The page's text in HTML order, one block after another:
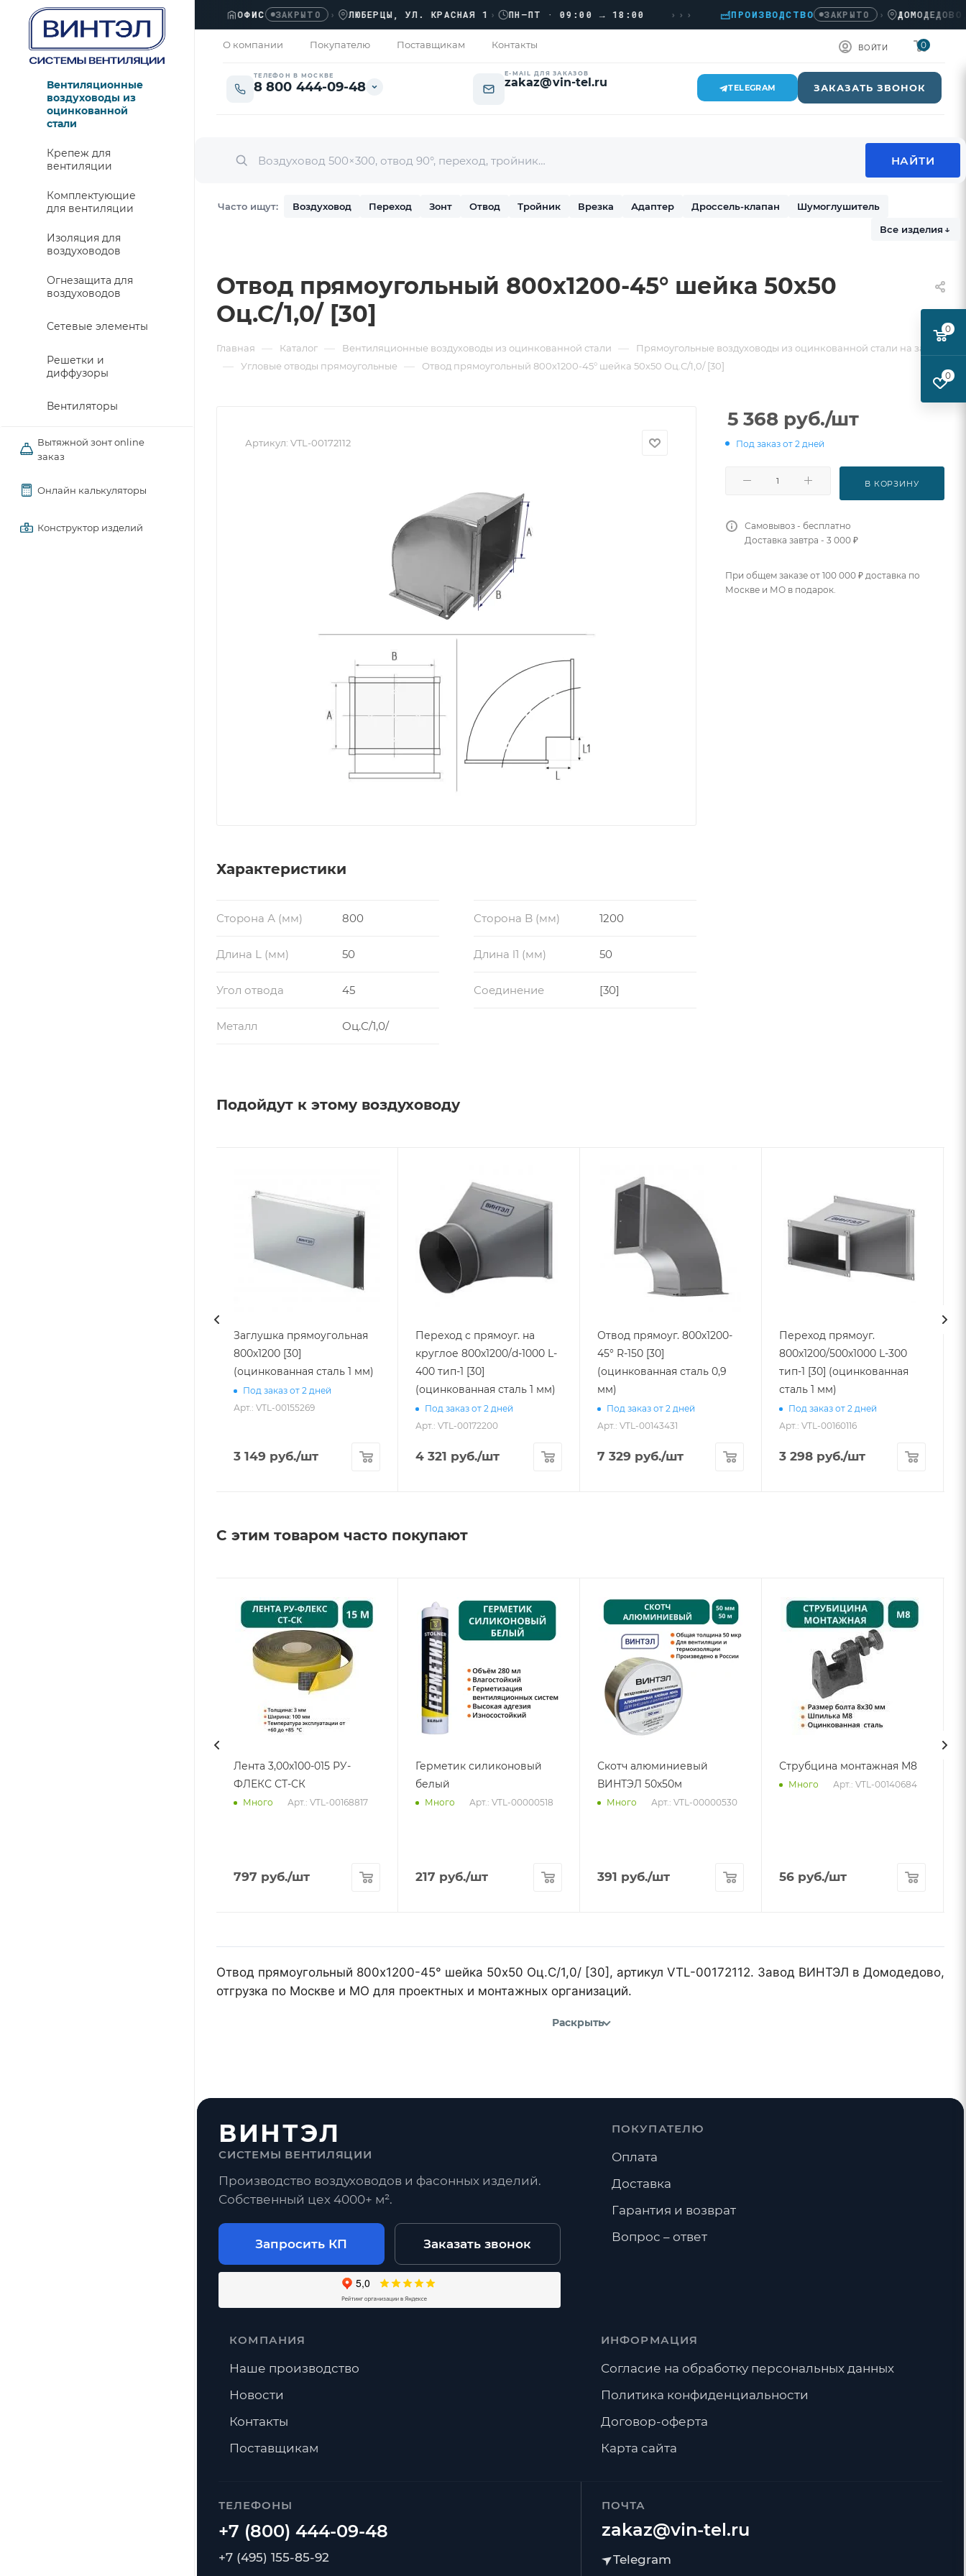
ОФИС ЗАКРЫТО › ЛЮБЕРЦЫ, УЛ. КРАСНАЯ 1› ПН–ПТ · 09:00 → 18:00 ››› ПРОИЗВОДСТВО ЗАКРЫТО › ДОМОДЕДОВО,
О компании Покупателю Поставщикам Контакты ВОЙТИ 0
ТЕЛЕФОН В МОСКВЕ
8 800 444-09-48
E-MAIL ДЛЯ ЗАКАЗОВ
zakaz@vin-tel.ru TELEGRAM ЗАКАЗАТЬ ЗВОНОК
Часто ищут: Воздуховод Переход Зонт Отвод Тройник Врезка Адаптер Дроссель-клапан
Шумоглушитель
Все изделия ↓
Вентиляционные
воздуховоды из
оцинкованной
стали
Крепеж для
вентиляции
Комплектующие
для вентиляции
Изоляция для
воздуховодов
Огнезащита для
воздуховодов
Сетевые элементы
Решетки и
диффузоры
Вентиляторы
Вытяжной зонт online
заказ
Онлайн калькуляторы
Конструктор изделий
Отвод прямоугольный 800х1200-45° шейка 50х50
Оц.С/1,0/ [30]
Главная — Каталог — Вентиляционные воздуховоды из оцинкованной стали — Прямоугольные воздуховоды из оцинкованной стали на заказ
— Угловые отводы прямоугольные — Отвод прямоугольный 800х1200-45° шейка 50х50 Оц.С/1,0/ [30]
Артикул: VTL-00172112
Характеристики
Сторона А (мм) 800 Сторона B (мм) 1200
Длина L (мм) 50 Длина l1 (мм) 50
Угол отвода 45 Соединение [30]
Металл Оц.С/1,0/
5 368 руб./шт
Под заказ от 2 дней
В КОРЗИНУ
Самовывоз - бесплатно
Доставка завтра - 3 000 ₽
При общем заказе от 100 000 ₽ доставка по
Москве и МО в подарок.
Подойдут к этому воздуховоду
Заглушка прямоугольная
800х1200 [30]
(оцинкованная сталь 1 мм)
Под заказ от 2 дней
Арт.: VTL-00155269
3 149 руб./шт
Переход с прямоуг. на
круглое 800х1200/d-1000 L-
400 тип-1 [30]
(оцинкованная сталь 1 мм)
Под заказ от 2 дней
Арт.: VTL-00172200
4 321 руб./шт
Отвод прямоуг. 800х1200-
45° R-150 [30]
(оцинкованная сталь 0,9
мм)
Под заказ от 2 дней
Арт.: VTL-00143431
7 329 руб./шт
Переход прямоуг.
800х1200/500х1000 L-300
тип-1 [30] (оцинкованная
сталь 1 мм)
Под заказ от 2 дней
Арт.: VTL-00160116
3 298 руб./шт
С этим товаром часто покупают
Лента 3,00х100-015 РУ-
ФЛЕКС СТ-СК
Много Арт.: VTL-00168817
797 руб./шт
Герметик силиконовый
белый
Много Арт.: VTL-00000518
217 руб./шт
Скотч алюминиевый
ВИНТЭЛ 50х50м
Много Арт.: VTL-00000530
391 руб./шт
Струбцина монтажная М8
Много Арт.: VTL-00140684
56 руб./шт
Отвод прямоугольный 800х1200-45° шейка 50х50 Оц.С/1,0/ [30], артикул VTL-00172112. Завод ВИНТЭЛ в Домодедово,
отгрузка по Москве и МО для проектных и монтажных организаций.
Раскрыть
ВИНТЭЛ
СИСТЕМЫ ВЕНТИЛЯЦИИ
Производство воздуховодов и фасонных изделий.
Собственный цех 4000+ м².
Запросить КП Заказать звонок
ТЕЛЕФОНЫ
+7 (495) 155-85-92
ПОЧТА
zakaz@vin-tel.ru
ПОКУПАТЕЛЮ
Оплата
Доставка
Гарантия и возврат
Вопрос – ответ
КОМПАНИЯ
Наше производство
Новости
Контакты
Поставщикам
ИНФОРМАЦИЯ
Согласие на обработку персональных данных
Политика конфиденциальности
Договор-оферта
Карта сайта
0
0